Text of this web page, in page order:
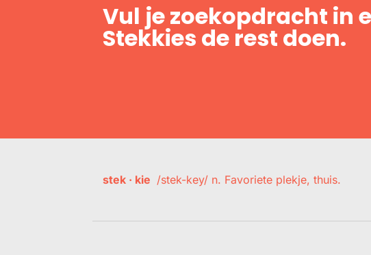
Vul je zoekopdracht in
Stekkies de rest doen.
stek · kie /stek-key/ n. Favoriete plekje, thuis.